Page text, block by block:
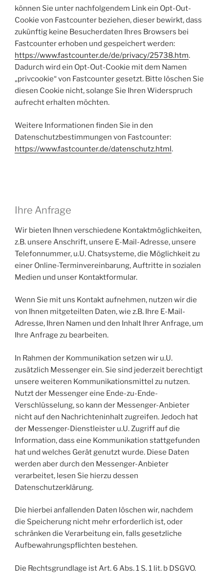
können Sie unter nachfolgendem Link ein Opt-Out-
Cookie von Fastcounter beziehen, dieser bewirkt, dass
zukünftig keine Besucherdaten Ihres Browsers bei
Fastcounter erhoben und gespeichert werden:
https://www.fastcounter.de/de/privacy/25738.htm.
Dadurch wird ein Opt-Out-Cookie mit dem Namen
„privcookie“ von Fastcounter gesetzt. Bitte löschen Sie
diesen Cookie nicht, solange Sie Ihren Widerspruch
aufrecht erhalten möchten.
Weitere Informationen finden Sie in den
Datenschutzbestimmungen von Fastcounter:
https://www.fastcounter.de/datenschutz.html.
Ihre Anfrage
Wir bieten Ihnen verschiedene Kontaktmöglichkeiten,
z.B. unsere Anschrift, unsere E-Mail-Adresse, unsere
Telefonnummer, u.U. Chatsysteme, die Möglichkeit zu
einer Online-Terminvereinbarung, Auftritte in sozialen
Medien und unser Kontaktformular.
Wenn Sie mit uns Kontakt aufnehmen, nutzen wir die
von Ihnen mitgeteilten Daten, wie z.B. Ihre E-Mail-
Adresse, Ihren Namen und den Inhalt Ihrer Anfrage, um
Ihre Anfrage zu bearbeiten.
In Rahmen der Kommunikation setzen wir u.U.
zusätzlich Messenger ein. Sie sind jederzeit berechtigt
unsere weiteren Kommunikationsmittel zu nutzen.
Nutzt der Messenger eine Ende-zu-Ende-
Verschlüsselung, so kann der Messenger-Anbieter
nicht auf den Nachrichteninhalt zugreifen. Jedoch hat
der Messenger-Dienstleister u.U. Zugriff auf die
Information, dass eine Kommunikation stattgefunden
hat und welches Gerät genutzt wurde. Diese Daten
werden aber durch den Messenger-Anbieter
verarbeitet, lesen Sie hierzu dessen
Datenschutzerklärung.
Die hierbei anfallenden Daten löschen wir, nachdem
die Speicherung nicht mehr erforderlich ist, oder
schränken die Verarbeitung ein, falls gesetzliche
Aufbewahrungspflichten bestehen.
Die Rechtsgrundlage ist Art. 6 Abs. 1 S. 1 lit. b DSGVO.